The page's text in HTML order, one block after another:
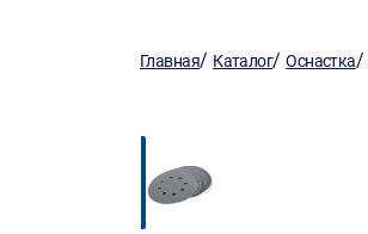
Главная/ Каталог/Оснастка/